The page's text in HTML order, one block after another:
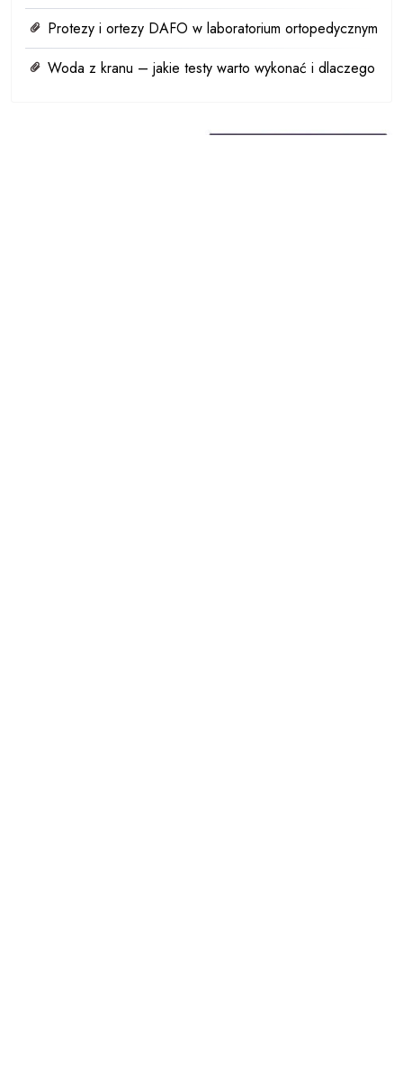
Protezy i ortezy DAFO w laboratorium ortopedycznym
Woda z kranu – jakie testy warto wykonać i dlaczego